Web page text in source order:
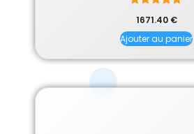
5.00
sur 5
1671.40 €
Ajouter au panier